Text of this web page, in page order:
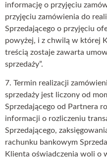
informację o przyjęciu
przyjęciu zamówienia do
Sprzedającego o przyjęciu
powyżej, i z chwilą w której
treścią zostaje zawarta
sprzedaży”.
7. Termin realizacji
sprzedaży jest liczony od
Sprzedającego od Partnera
informacji o rozliczeniu
Sprzedającego,
rachunku bankowym
Klienta oświadczenia woli o